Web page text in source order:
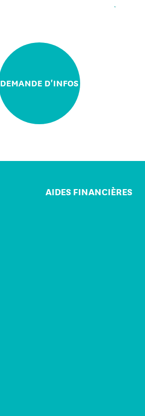
DEMANDE D'INFOS
AIDES FINANCIÈRES